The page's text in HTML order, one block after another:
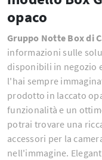
opaco
Gruppo Notte Box di
informazioni sulle
disponibili in negozio
l'hai sempre
prodotto in laccato
funzionalità e un
potrai trovare una
accessori per la
nell'immagine.